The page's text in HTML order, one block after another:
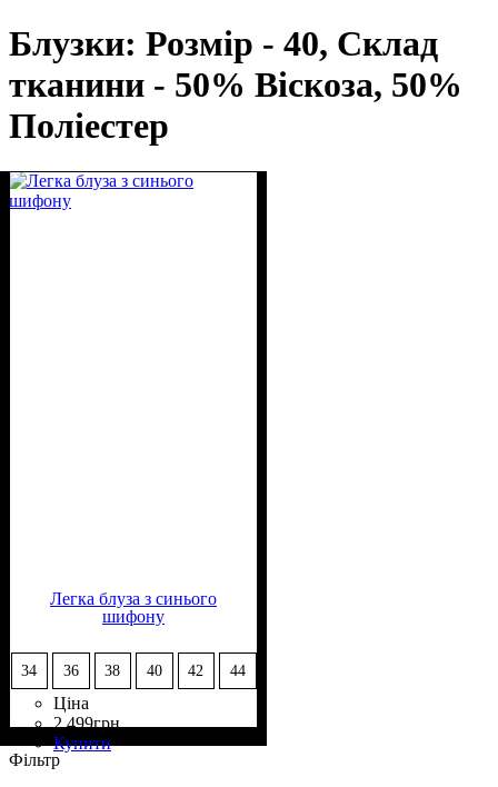
Блузки: Розмір - 40, Склад
тканини - 50% Віскоза, 50%
Поліестер
Легка блуза з синього
шифону
34 36 38 40 42 44
Ціна
2 499грн
Купити
Склад тканини
Віскоза, 50% Поліестер
Крій: вільний
Довжина: подовжена
Довжина рукава
Стиль: ошатний
Фільтр